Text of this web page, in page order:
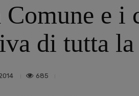
e i
di tutta
685